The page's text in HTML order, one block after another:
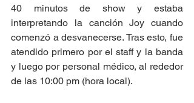
40 minutos de show y estaba
interpretando la canción Joy cuando
comenzó a desvanecerse. Tras esto, fue
atendido primero por el staff y la banda
y luego por personal médico, al rededor
de las 10:00 pm (hora local).